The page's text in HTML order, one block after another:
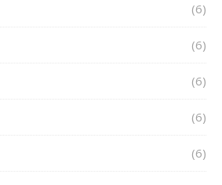
(6)
(6)
(6)
(6)
(6)